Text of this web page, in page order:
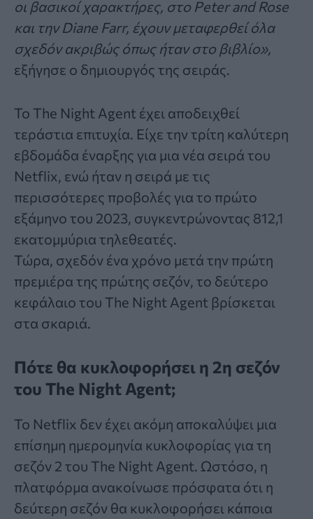
οι βασικοί χαρακτήρες, στο Peter and Rose
και την Diane Farr, έχουν μεταφερθεί όλα
σχεδόν ακριβώς όπως ήταν στο βιβλίο»,
εξήγησε ο δημιουργός της σειράς.
Το The Night Agent έχει αποδειχθεί
τεράστια επιτυχία. Είχε την τρίτη καλύτερη
εβδομάδα έναρξης για μια νέα σειρά του
Netflix, ενώ ήταν η σειρά με τις
περισσότερες προβολές για το πρώτο
εξάμηνο του 2023, συγκεντρώνοντας 812,1
εκατομμύρια τηλεθεατές.
Τώρα, σχεδόν ένα χρόνο μετά την πρώτη
πρεμιέρα της πρώτης σεζόν, το δεύτερο
κεφάλαιο του Τhe Night Agent βρίσκεται
στα σκαριά.
Πότε θα κυκλοφορήσει η 2η σεζόν
του The Night Agent;
Το Netflix δεν έχει ακόμη αποκαλύψει μια
επίσημη ημερομηνία κυκλοφορίας για τη
σεζόν 2 του The Night Agent. Ωστόσο, η
πλατφόρμα ανακοίνωσε πρόσφατα ότι η
δεύτερη σεζόν θα κυκλοφορήσει κάποια